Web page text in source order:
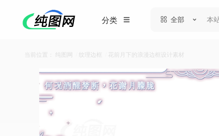
分类 全部
当前位置： 纯图网 纹理边框 花前月下的浪漫边框设计素材